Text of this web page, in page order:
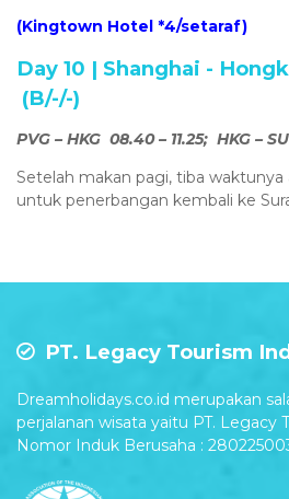
(Kingtown Hotel *4/setaraf)
Day 10 | Shanghai -
(B/-/-)
PVG – HKG 08.40 – 11.25; HKG –
Setelah makan pagi, tiba
untuk penerbangan kembali ke
PT. Legacy Tourism
Dreamholidays.co.id merupakan
perjalanan wisata yaitu PT. Legacy
Nomor Induk Berusaha :